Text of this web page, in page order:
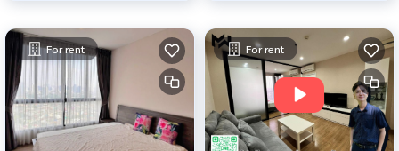
For rent For rent